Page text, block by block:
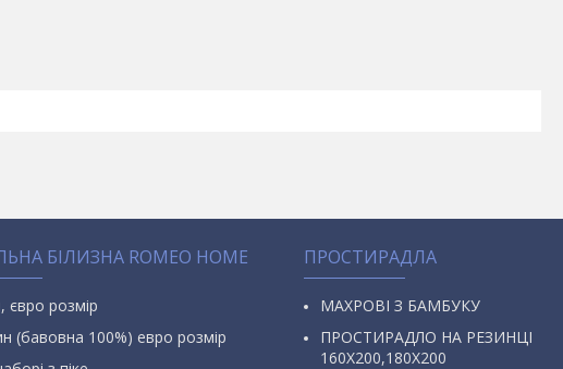
БІЛИЗНА ROMEO HOME
євро розмір
(бавовна 100%) евро розмір
ПРОСТИРАДЛА
МАХРОВІ З БАМБУКУ
ПРОСТИРАДЛО НА РЕЗИНЦІ
160Х200,180Х200